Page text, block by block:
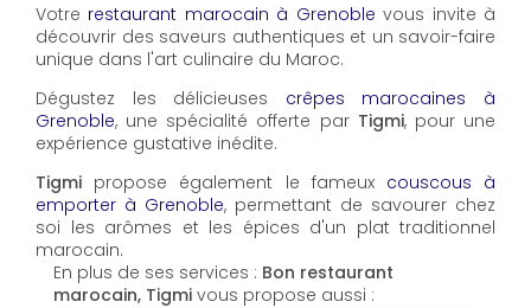
Votre restaurant marocain à Grenoble vous invite à
découvrir des saveurs authentiques et un savoir-faire
unique dans l'art culinaire du Maroc.
Dégustez les délicieuses crêpes marocaines à
Grenoble, une spécialité offerte par Tigmi, pour une
expérience gustative inédite.
Tigmi propose également le fameux couscous à
emporter à Grenoble, permettant de savourer chez
soi les arômes et les épices d'un plat traditionnel
marocain.
En plus de ses services : Bon restaurant
marocain, Tigmi vous propose aussi :